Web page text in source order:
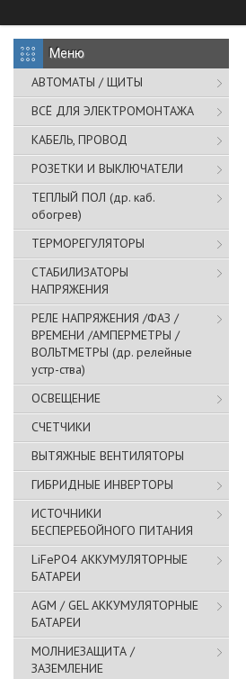
АВТОМАТЫ / ЩИТЫ
ВСЁ ДЛЯ ЭЛЕКТРОМОНТАЖА
КАБЕЛЬ, ПРОВОД
РОЗЕТКИ И ВЫКЛЮЧАТЕЛИ
ТЕПЛЫЙ ПОЛ (др. каб.
обогрев)
ТЕРМОРЕГУЛЯТОРЫ
СТАБИЛИЗАТОРЫ
НАПРЯЖЕНИЯ
РЕЛЕ НАПРЯЖЕНИЯ /ФАЗ /
ВРЕМЕНИ /АМПЕРМЕТРЫ /
ВОЛЬТМЕТРЫ (др. релейные
устр-ства)
ОСВЕЩЕНИЕ
СЧЕТЧИКИ
ВЫТЯЖНЫЕ ВЕНТИЛЯТОРЫ
ГИБРИДНЫЕ ИНВЕРТОРЫ
ИСТОЧНИКИ
БЕСПЕРЕБОЙНОГО ПИТАНИЯ
LiFePO4 АККУМУЛЯТОРНЫЕ
БАТАРЕИ
AGM / GEL АККУМУЛЯТОРНЫЕ
БАТАРЕИ
МОЛНИЕЗАЩИТА /
ЗАЗЕМЛЕНИЕ